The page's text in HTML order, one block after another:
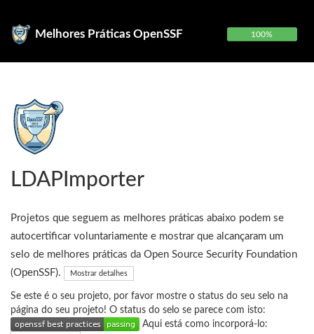
Melhores Práticas OpenSSF 100%
LDAPImporter
Projetos que seguem as melhores práticas abaixo podem se
autocertificar voluntariamente e mostrar que alcançaram um
selo de melhores práticas da Open Source Security Foundation
(OpenSSF).
Mostrar detalhes
Se este é o seu projeto, por favor mostre o status do seu selo na
página do seu projeto! O status do selo se parece com isto:
Aqui está como incorporá-lo: